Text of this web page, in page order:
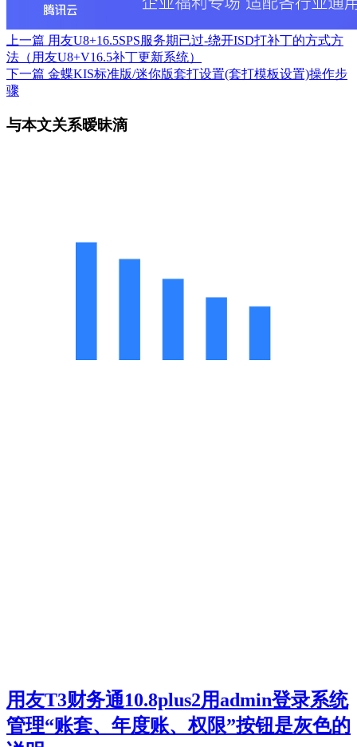
上一篇 用友U8+16.5SPS服务期已过-绕开ISD打补丁的方式方
法（用友U8+V16.5补丁更新系统）
下一篇 金蝶KIS标准版/迷你版套打设置(套打模板设置)操作步
骤
与本文关系暧昧滴
用友T3财务通10.8plus2用admin登录系统
管理“账套、年度账、权限”按钮是灰色的